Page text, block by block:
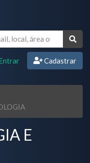
Cadastrar
E